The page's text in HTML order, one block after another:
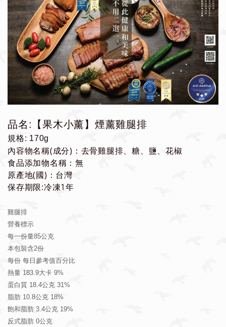
品名:【果木小薰】煙薰雞腿排
規格: 170g
內容物名稱(成分)：去骨雞腿排、糖、鹽、花椒
食品添加物名稱：無
原產地(國)：台灣
保存期限:冷凍1年
雞腿排
營養標示
每一份量85公克
本包裝含2份
每份 每日參考值百分比
熱量 183.9大卡 9%
蛋白質 18.4公克 31%
脂肪 10.8公克 18%
飽和脂肪 3.4公克 19%
反式脂肪 0公克